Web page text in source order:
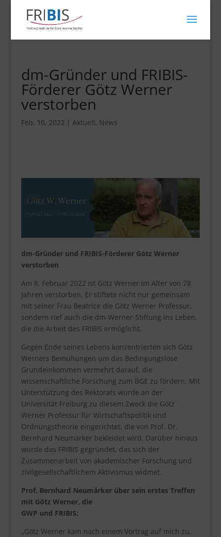
dm-Gründer und FRIBIS-
Förderer Götz Werner
verstorben
Feb. 10, 2022 | Aktuell, News
dm-Gründer und FRIBIS-Förderer Götz Werner
verstorben
Am 8. Februar 2022 ist Götz Werner im Alter von 78
Jahren verstorben. Er stiftete nicht nur gemeinsam
mit seiner Frau Beatrice die Götz Werner Professur,
sondern rief auch die dm-Werner-Stiftung ins Leben,
die die Arbeit des FRIBIS ermöglicht.
Gegen Ende seines Lebens konzentrierten sich Götz
Werners Bemühungen um das Bedingungslose
Grundeinkommen vermehrt darauf, die
wissenschaftliche Forschung zum BGE zu fördern. Mit
Unterstützung des Rektorats wurde an der
Universität Freiburg zu diesem Zweck die Götz
Werner Professur für Wirtschaftspolitik und
Ordnungstheorie eingerichtet, die von Prof. Dr.
Bernhard Neumärker bekleidet wird. Darüber hinaus
wurde das FRIBIS gegründet, das sich der
Zusammenarbeit von akademischer Forschung und
zivilgesellschaftlichem Aktivismus widmet.
Prof. Bernhard Neumärker über sein erstes Treffen
mit Götz Werner, die
GWP und FRIBIS:
„Götz Werner kam nach einem Vortrag auf mich zu,